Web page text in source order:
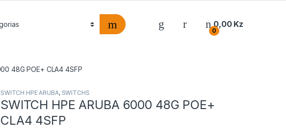
0
0,00 Kz
48G POE+ CLA4 4SFP
SWITCH HPE ARUBA, SWITCHS
SWITCH HPE ARUBA 6000 48G POE+
CLA4 4SFP